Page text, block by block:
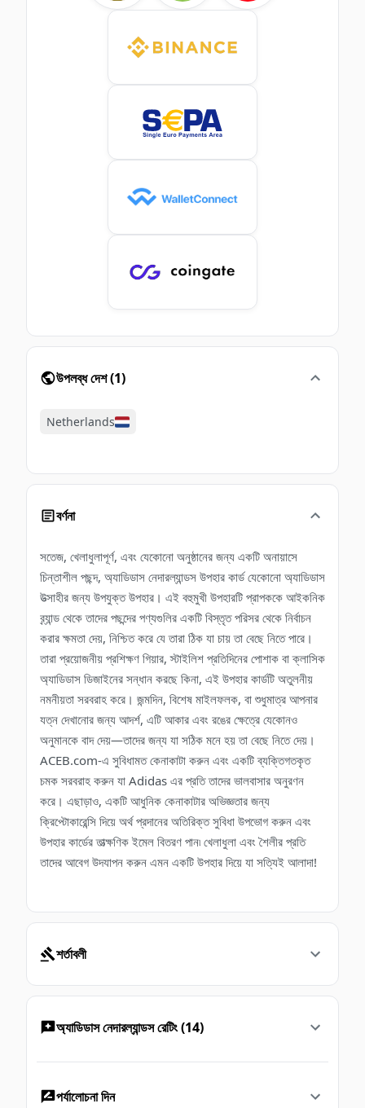
উপলব্ধ দেশ(1)
Netherlands
বর্ণনা
সতেজ, খেলাধুলাপূর্ণ, এবং যেকোনো অনুষ্ঠানের জন্য একটি অনায়াসে
চিন্তাশীল পছন্দ, অ্যাডিডাস নেদারল্যান্ডস উপহার কার্ড যেকোনো অ্যাডিডাস
উত্সাহীর জন্য উপযুক্ত উপহার। এই বহুমুখী উপহারটি প্রাপককে আইকনিক
ব্র্যান্ড থেকে তাদের পছন্দের পণ্যগুলির একটি বিস্তৃত পরিসর থেকে নির্বাচন
করার ক্ষমতা দেয়, নিশ্চিত করে যে তারা ঠিক যা চায় তা বেছে নিতে পারে।
তারা প্রয়োজনীয় প্রশিক্ষণ গিয়ার, স্টাইলিশ প্রতিদিনের পোশাক বা ক্লাসিক
অ্যাডিডাস ডিজাইনের সন্ধান করছে কিনা, এই উপহার কার্ডটি অতুলনীয়
নমনীয়তা সরবরাহ করে। জন্মদিন, বিশেষ মাইলফলক, বা শুধুমাত্র আপনার
যত্ন দেখানোর জন্য আদর্শ, এটি আকার এবং রঙের ক্ষেত্রে যেকোনও
অনুমানকে বাদ দেয়—তাদের জন্য যা সঠিক মনে হয় তা বেছে নিতে দেয়।
ACEB.com-এ সুবিধামত কেনাকাটা করুন এবং একটি ব্যক্তিগতকৃত
চমক সরবরাহ করুন যা Adidas এর প্রতি তাদের ভালবাসার অনুরণন
করে। এছাড়াও, একটি আধুনিক কেনাকাটার অভিজ্ঞতার জন্য
ক্রিপ্টোকারেন্সি দিয়ে অর্থ প্রদানের অতিরিক্ত সুবিধা উপভোগ করুন এবং
উপহার কার্ডের তাত্ক্ষণিক ইমেল বিতরণ পান৷ খেলাধুলা এবং শৈলীর প্রতি
তাদের আবেগ উদযাপন করুন এমন একটি উপহার দিয়ে যা সত্যিই আলাদা!
শর্তাবলী
অ্যাডিডাস নেদারল্যান্ডস রেটিং (14)
পর্যালোচনা দিন